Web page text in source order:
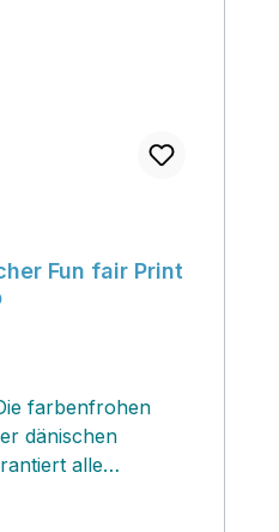
Fun fair Print
farbenfrohen
dänischen
alle